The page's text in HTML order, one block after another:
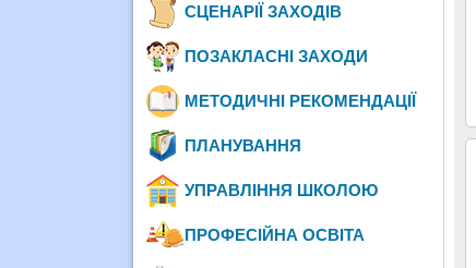
СЦЕНАРІЇ ЗАХОДІВ
ПОЗАКЛАСНІ ЗАХОДИ
МЕТОДИЧНІ РЕКОМЕНДАЦІЇ
ПЛАНУВАННЯ
УПРАВЛІННЯ ШКОЛОЮ
ПРОФЕСІЙНА ОСВІТА